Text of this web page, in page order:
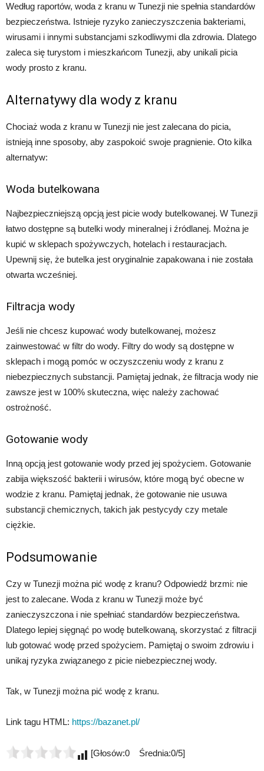
Według raportów, woda z kranu w Tunezji nie spełnia standardów
bezpieczeństwa. Istnieje ryzyko zanieczyszczenia bakteriami,
wirusami i innymi substancjami szkodliwymi dla zdrowia. Dlatego
zaleca się turystom i mieszkańcom Tunezji, aby unikali picia
wody prosto z kranu.
Alternatywy dla wody z kranu
Chociaż woda z kranu w Tunezji nie jest zalecana do picia,
istnieją inne sposoby, aby zaspokoić swoje pragnienie. Oto kilka
alternatyw:
Woda butelkowana
Najbezpieczniejszą opcją jest picie wody butelkowanej. W Tunezji
łatwo dostępne są butelki wody mineralnej i źródlanej. Można je
kupić w sklepach spożywczych, hotelach i restauracjach.
Upewnij się, że butelka jest oryginalnie zapakowana i nie została
otwarta wcześniej.
Filtracja wody
Jeśli nie chcesz kupować wody butelkowanej, możesz
zainwestować w filtr do wody. Filtry do wody są dostępne w
sklepach i mogą pomóc w oczyszczeniu wody z kranu z
niebezpiecznych substancji. Pamiętaj jednak, że filtracja wody nie
zawsze jest w 100% skuteczna, więc należy zachować
ostrożność.
Gotowanie wody
Inną opcją jest gotowanie wody przed jej spożyciem. Gotowanie
zabija większość bakterii i wirusów, które mogą być obecne w
wodzie z kranu. Pamiętaj jednak, że gotowanie nie usuwa
substancji chemicznych, takich jak pestycydy czy metale
ciężkie.
Podsumowanie
Czy w Tunezji można pić wodę z kranu? Odpowiedź brzmi: nie
jest to zalecane. Woda z kranu w Tunezji może być
zanieczyszczona i nie spełniać standardów bezpieczeństwa.
Dlatego lepiej sięgnąć po wodę butelkowaną, skorzystać z filtracji
lub gotować wodę przed spożyciem. Pamiętaj o swoim zdrowiu i
unikaj ryzyka związanego z picie niebezpiecznej wody.
Tak, w Tunezji można pić wodę z kranu.
Link tagu HTML: https://bazanet.pl/
[Głosów:0 Średnia:0/5]